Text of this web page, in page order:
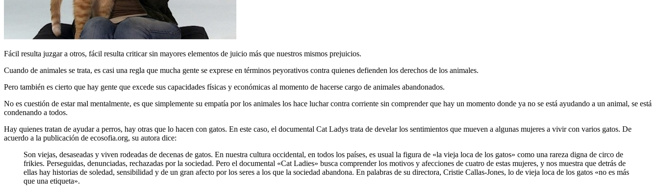
Fácil resulta juzgar a otros, fácil resulta criticar sin mayores elementos de juicio más que nuestros mismos prejuicios.
Cuando de animales se trata, es casi una regla que mucha gente se exprese en términos peyorativos contra quienes defienden los derechos de los animales.
Pero también es cierto que hay gente que excede sus capacidades físicas y económicas al momento de hacerse cargo de animales abandonados.
No es cuestión de estar mal mentalmente, es que simplemente su empatía por los animales los hace luchar contra corriente sin comprender que hay un momento donde ya no se está ayudando a un animal, se está
condenando a todos.
Hay quienes tratan de ayudar a perros, hay otras que lo hacen con gatos. En este caso, el documental Cat Ladys trata de develar los sentimientos que mueven a algunas mujeres a vivir con varios gatos. De
acuerdo a la publicación de ecosofia.org, su autora dice:
Son viejas, desaseadas y viven rodeadas de decenas de gatos. En nuestra cultura occidental, en todos los países, es usual la figura de «la vieja loca de los gatos» como una rareza digna de circo de
frikies. Perseguidas, denunciadas, rechazadas por la sociedad. Pero el documental «Cat Ladies» busca comprender los motivos y afecciones de cuatro de estas mujeres, y nos muestra que detrás de
ellas hay historias de soledad, sensibilidad y de un gran afecto por los seres a los que la sociedad abandona. En palabras de su directora, Cristie Callas-Jones, lo de vieja loca de los gatos «no es más
que una etiqueta».